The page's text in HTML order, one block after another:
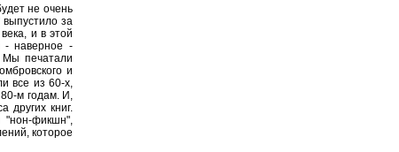
не очень
за
и в этой
- наверное -
Мы печатали
и
все из 60-х,
м годам. И,
других книг.
фикшн",
которое